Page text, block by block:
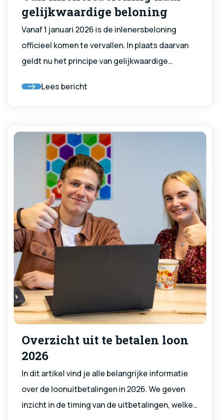
gelijkwaardige beloning
Vanaf 1 januari 2026 is de inlenersbeloning
officieel komen te vervallen. In plaats daarvan
geldt nu het principe van gelijkwaardige
dat jouw arbeidsvoorwaardenpakket samen
Lees bericht
Overzicht uit te betalen loon
2026
In dit artikel vind je alle belangrijke informatie
over de loonuitbetalingen in 2026. We geven
inzicht in de timing van de uitbetalingen, welke